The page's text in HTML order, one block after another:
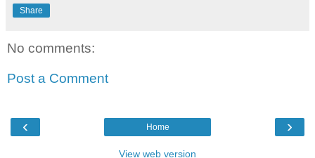
Share
No comments:
Post a Comment
‹ ›
Home
View web version